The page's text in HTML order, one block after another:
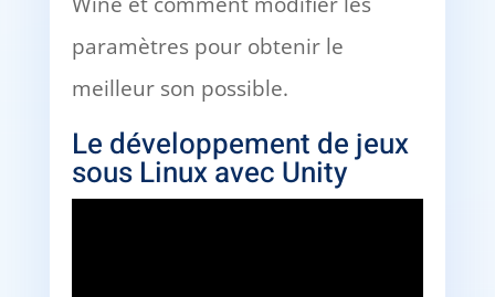
paramètres pour obtenir le
meilleur son possible.
Le développement de jeux
sous Linux avec Unity